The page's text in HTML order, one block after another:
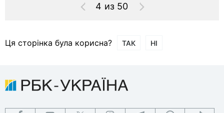
4 из 50
Ця сторінка була корисна? ТАК НІ